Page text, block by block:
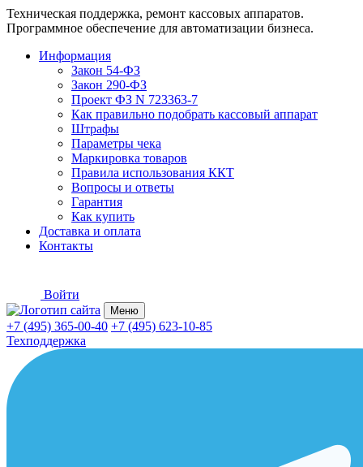
Техническая поддержка, ремонт кассовых аппаратов.
Программное обеспечение для автоматизации бизнеса.
Информация
Закон 54-ФЗ
Закон 290-ФЗ
Проект ФЗ N 723363-7
Как правильно подобрать кассовый аппарат
Штрафы
Параметры чека
Маркировка товаров
Правила использования ККТ
Вопросы и ответы
Гарантия
Как купить
Доставка и оплата
Контакты
Войти
Меню
+7 (495) 365-00-40 +7 (495) 623-10-85
Техподдержка